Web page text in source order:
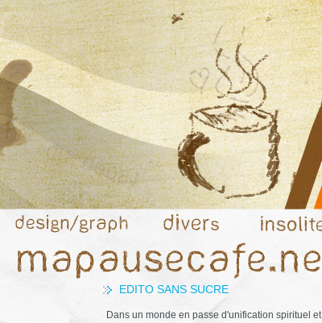
EDITO SANS SUCRE
Dans un monde en passe d'unification spirituel et